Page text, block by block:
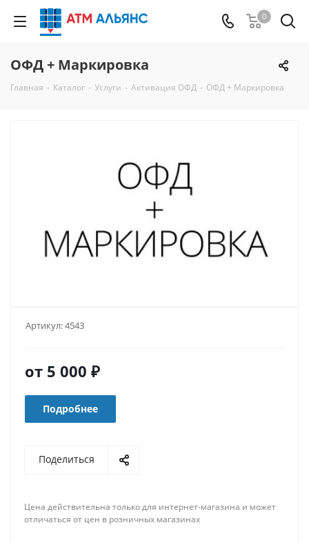
0
ОФД + Маркировка
Главная - Каталог - Услуги - Активация ОФД - ОФД + Маркировка
Артикул:4543
от 5 000 ₽
Подробнее
Поделиться
Цена действительна только для интернет-магазина и может
отличаться от цен в розничных магазинах